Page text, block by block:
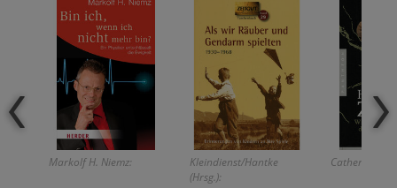
Markolf H. Niemz:
Kleindienst/Hantke
(Hrsg.):
Catherine